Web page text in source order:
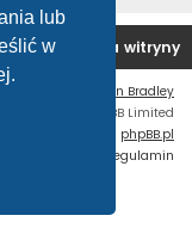
lub
w
ciasteczka witryny
Ian Bradley
Software © phpBB Limited
phpBB.pl
Regulamin